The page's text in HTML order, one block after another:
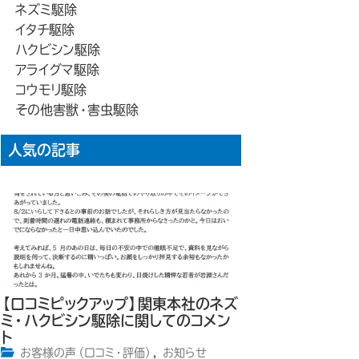
ネズミ駆除
イタチ駆除
ハクビシン駆除
アライグマ駆除
コウモリ駆除
その他害獣・害虫駆除
人気の記事
【口コミピックアップ】関東本社のネズ
ミ・ハクビシン駆除に関してのコメン
ト
お客様の声（口コミ・評価）
お知らせ